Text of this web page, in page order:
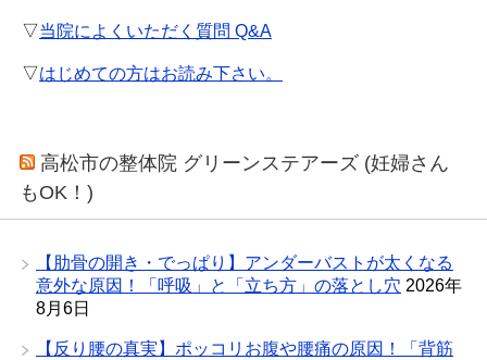
▽当院によくいただく質問 Q&A
▽はじめての方はお読み下さい。
高松市の整体院 グリーンステアーズ (妊婦さん
もOK！)
【肋骨の開き・でっぱり】アンダーバストが太くなる
意外な原因！「呼吸」と「立ち方」の落とし穴 2026年
8月6日
【反り腰の真実】ポッコリお腹や腰痛の原因！「背筋